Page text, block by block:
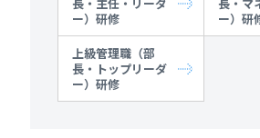
長・主任・リーダ
ー）研修
長・マ
ー）研
上級管理職（部
長・トップリーダ
ー）研修